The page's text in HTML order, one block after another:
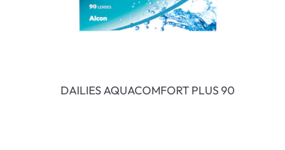
DAILIES AQUACOMFORT PLUS 90